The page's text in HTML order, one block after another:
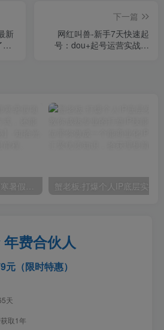
新
的
下一篇
网红叫兽-新手7天快速起
号：dou+起号运营实战课
小红书冷门赛道，教师寒暑假项目，多种连环套的变现方式，还能矩阵操作放大收益【揭秘】
年费合伙人
元（限时特惠）
天
取1年